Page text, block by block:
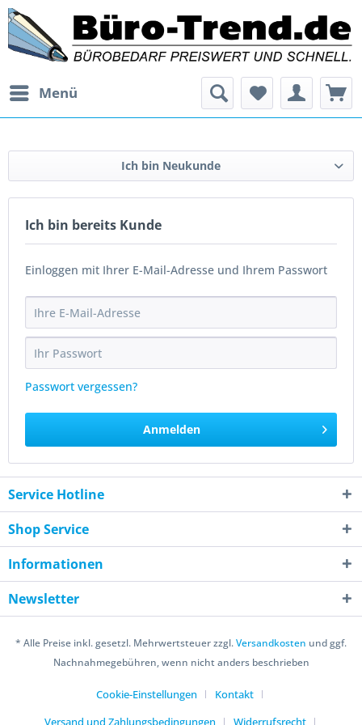
Menü
Ich bin Neukunde
Ich bin bereits Kunde
Einloggen mit Ihrer E-Mail-Adresse und Ihrem Passwort
Passwort vergessen?
Anmelden
Service Hotline
Shop Service
Informationen
Newsletter
* Alle Preise inkl. gesetzl. Mehrwertsteuer zzgl.Versandkosten und ggf.
Nachnahmegebühren, wenn nicht anders beschrieben
Cookie-Einstellungen
Kontakt
Versand und Zahlungsbedingungen
Widerrufsrecht